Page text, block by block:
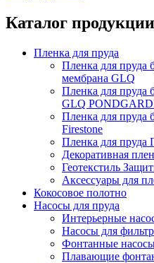
Каталог продукции
Пленка для пруда
Пленка для пруда
мембрана GLQ
Пленка для пруда
GLQ
Пленка для пруда
Firestone
Пленка для
Декоративная
Геотекстиль
Аксессуары для
Кокосовое полотно
Насосы для пруда
Интерьерные
Насосы для
Фонтанные
Плавающие